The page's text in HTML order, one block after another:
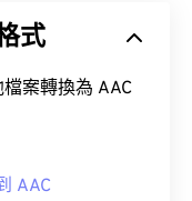
是 iOS、
式
轉換為 AAC
AAC